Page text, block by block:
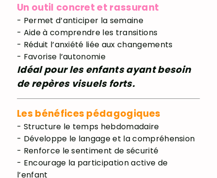
Un outil concret et rassurant
- Permet d’anticiper la semaine
- Aide à comprendre les transitions
- Réduit l’anxiété liée aux changements
- Favorise l’autonomie
Idéal pour les enfants ayant besoin
de repères visuels forts.
Les bénéfices pédagogiques
- Structure le temps hebdomadaire
- Développe le langage et la compréhension
- Renforce le sentiment de sécurité
- Encourage la participation active de
l’enfant